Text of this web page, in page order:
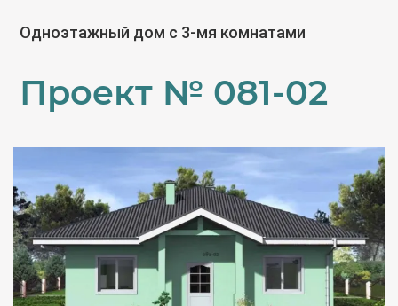
Одноэтажный дом с 3-мя комнатами
Проект № 081-02